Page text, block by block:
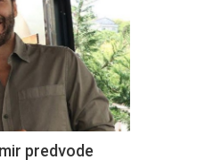
predvode